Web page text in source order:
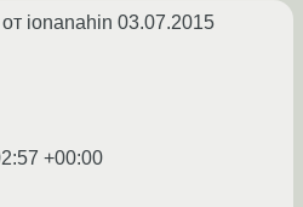
от ionanahin 03.07.2015
+00:00